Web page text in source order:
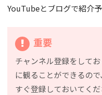
YouTubeとブログで紹介
重要
チャンネル登録をして
に観ることができるの
すぐ登録しておいてくだ